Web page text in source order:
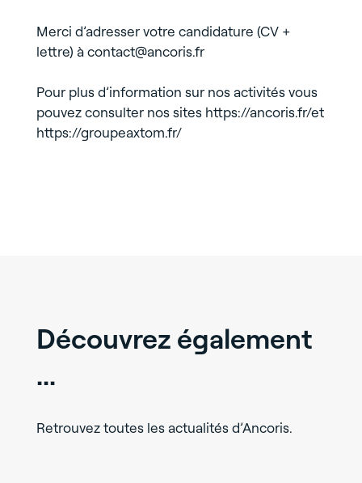
Merci d’adresser votre candidature (CV +
lettre) à contact@ancoris.fr
Pour plus d’information sur nos activités vous
pouvez consulter nos sites https://ancoris.fr/et
https://groupeaxtom.fr/
Découvrez également
...
Retrouvez toutes les actualités d’Ancoris.